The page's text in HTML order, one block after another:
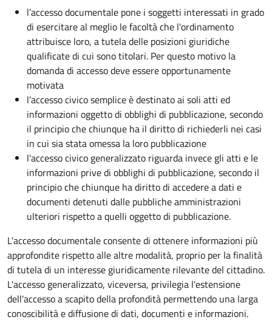
l’accesso documentale pone i soggetti interessati in grado
di esercitare al meglio le facoltà che l'ordinamento
attribuisce loro, a tutela delle posizioni giuridiche
qualificate di cui sono titolari. Per questo motivo la
domanda di accesso deve essere opportunamente
motivata
l’accesso civico semplice è destinato ai soli atti ed
informazioni oggetto di obblighi di pubblicazione, secondo
il principio che chiunque ha il diritto di richiederli nei casi
in cui sia stata omessa la loro pubblicazione
l'accesso civico generalizzato riguarda invece gli atti e le
informazioni prive di obblighi di pubblicazione, secondo il
principio che chiunque ha diritto di accedere a dati e
documenti detenuti dalle pubbliche amministrazioni
ulteriori rispetto a quelli oggetto di pubblicazione.
L’accesso documentale consente di ottenere informazioni più
approfondite rispetto alle altre modalità, proprio per la finalità
di tutela di un interesse giuridicamente rilevante del cittadino.
L'accesso generalizzato, viceversa, privilegia l'estensione
dell'accesso a scapito della profondità permettendo una larga
conoscibilità e diffusione di dati, documenti e informazioni.